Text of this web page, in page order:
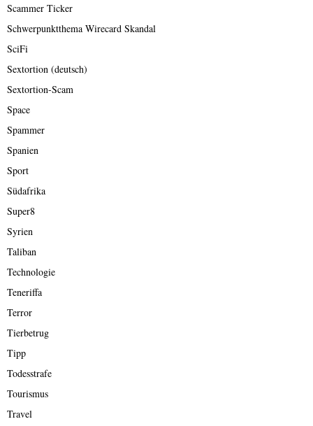
Scammer Ticker
Schwerpunktthema Wirecard Skandal
SciFi
Sextortion (deutsch)
Sextortion-Scam
Space
Spammer
Spanien
Sport
Südafrika
Super8
Syrien
Taliban
Technologie
Teneriffa
Terror
Tierbetrug
Tipp
Todesstrafe
Tourismus
Travel